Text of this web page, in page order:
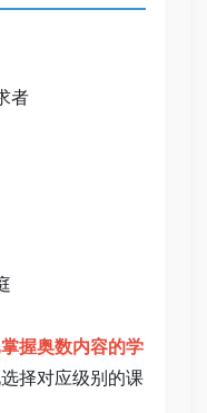
者
握奥数内容的学
择对应级别的课